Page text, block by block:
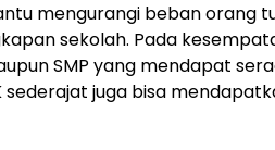
mengurangi beban orang
sekolah. Pada
SMP yang mendapat
sederajat juga bisa